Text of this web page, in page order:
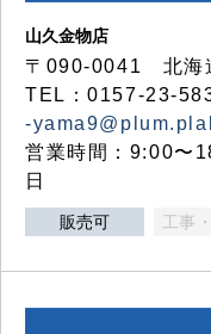
山久金物店
〒090-0041 北海
TEL：0157-23-
-
営業時間：9:00〜
日
販売可 工事